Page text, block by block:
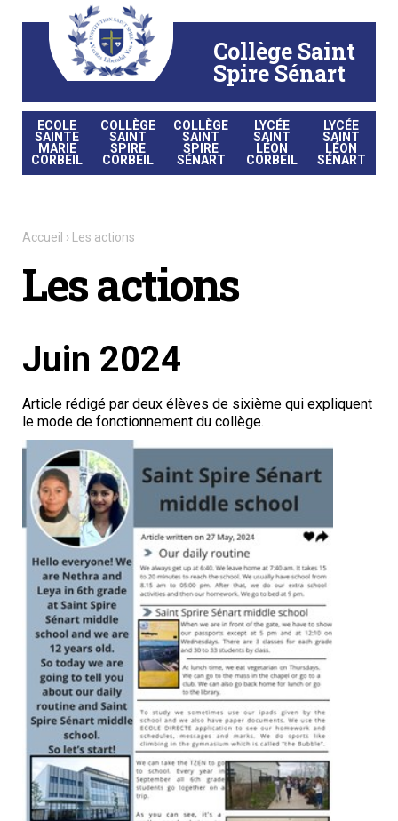
contenu.
Collège Saint
Spire Sénart
ECOLE
SAINTE
MARIE
CORBEIL
COLLÈGE
SAINT
SPIRE
CORBEIL
COLLÈGE
SAINT
SPIRE
SÉNART
LYCÉE
SAINT
LÉON
CORBEIL
LYCÉE
SAINT
LÉON
SÉNART
Accueil › Les actions
Les actions
Juin 2024
Article rédigé par deux élèves de sixième qui expliquent
le mode de fonctionnement du collège.